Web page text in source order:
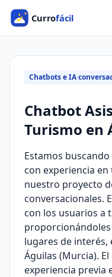
Chatbots e IA
Chatbot
Turismo en
Estamos
con experiencia
nuestro proyecto
conversacionales.
con los usuarios a
lugares de interés,
Águilas (Murcia).
experiencia previa